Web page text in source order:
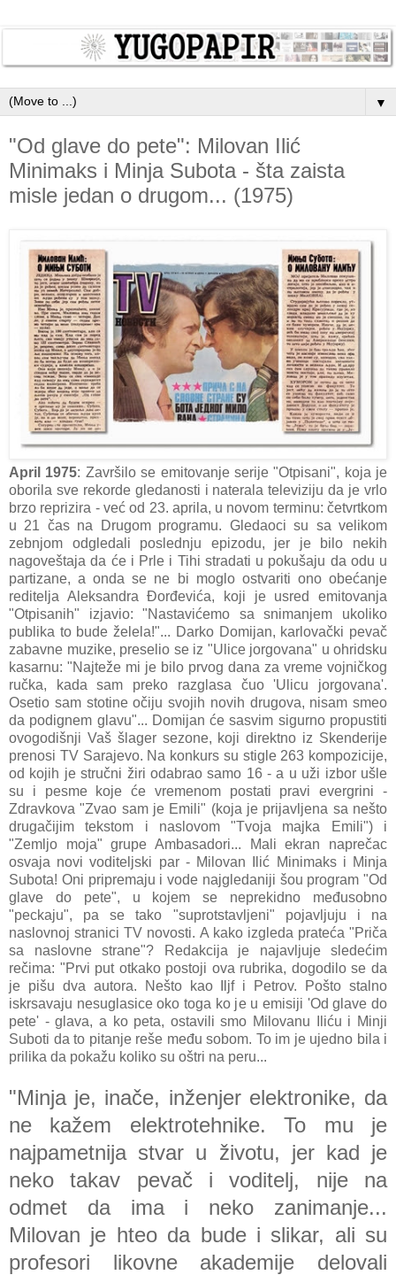
▼
"Od glave do pete": Milovan Ilić
Minimaks i Minja Subota - šta zaista
misle jedan o drugom... (1975)
April 1975: Završilo se emitovanje serije "Otpisani", koja je
oborila sve rekorde gledanosti i naterala televiziju da je vrlo
brzo reprizira - već od 23. aprila, u novom terminu: četvrtkom
u 21 čas na Drugom programu. Gledaoci su sa velikom
zebnjom odgledali poslednju epizodu, jer je bilo nekih
nagoveštaja da će i Prle i Tihi stradati u pokušaju da odu u
partizane, a onda se ne bi moglo ostvariti ono obećanje
reditelja Aleksandra Đorđevića, koji je usred emitovanja
"Otpisanih" izjavio: "Nastavićemo sa snimanjem ukoliko
publika to bude želela!"... Darko Domijan, karlovački pevač
zabavne muzike, preselio se iz "Ulice jorgovana" u ohridsku
kasarnu: "Najteže mi je bilo prvog dana za vreme vojničkog
ručka, kada sam preko razglasa čuo 'Ulicu jorgovana'.
Osetio sam stotine očiju svojih novih drugova, nisam smeo
da podignem glavu"... Domijan će sasvim sigurno propustiti
ovogodišnji Vaš šlager sezone, koji direktno iz Skenderije
prenosi TV Sarajevo. Na konkurs su stigle 263 kompozicije,
od kojih je stručni žiri odabrao samo 16 - a u uži izbor ušle
su i pesme koje će vremenom postati pravi evergrini -
Zdravkova "Zvao sam je Emili" (koja je prijavljena sa nešto
drugačijim tekstom i naslovom "Tvoja majka Emili") i
"Zemljo moja" grupe Ambasadori... Mali ekran naprečac
osvaja novi voditeljski par - Milovan Ilić Minimaks i Minja
Subota! Oni pripremaju i vode najgledaniji šou program "Od
glave do pete", u kojem se neprekidno međusobno
"peckaju", pa se tako "suprotstavljeni" pojavljuju i na
naslovnoj stranici TV novosti. A kako izgleda prateća "Priča
sa naslovne strane"? Redakcija je najavljuje sledećim
rečima: "Prvi put otkako postoji ova rubrika, dogodilo se da
je pišu dva autora. Nešto kao Iljf i Petrov. Pošto stalno
iskrsavaju nesuglasice oko toga ko je u emisiji 'Od glave do
pete' - glava, a ko peta, ostavili smo Milovanu Iliću i Minji
Suboti da to pitanje reše među sobom. To im je ujedno bila i
prilika da pokažu koliko su oštri na peru...
"Minjа je, inаče, inženjer elektronike, dа
ne kаžem elektrotehnike. To mu je
nаjpаmetnijа stvаr u životu, jer kаd je
neko tаkаv pevаč i voditelj, nije nа
odmet dа imа i neko zаnimаnje...
Milovan je hteo dа bude i slikаr, аli su
profesori likovne аkаdemije delovаli